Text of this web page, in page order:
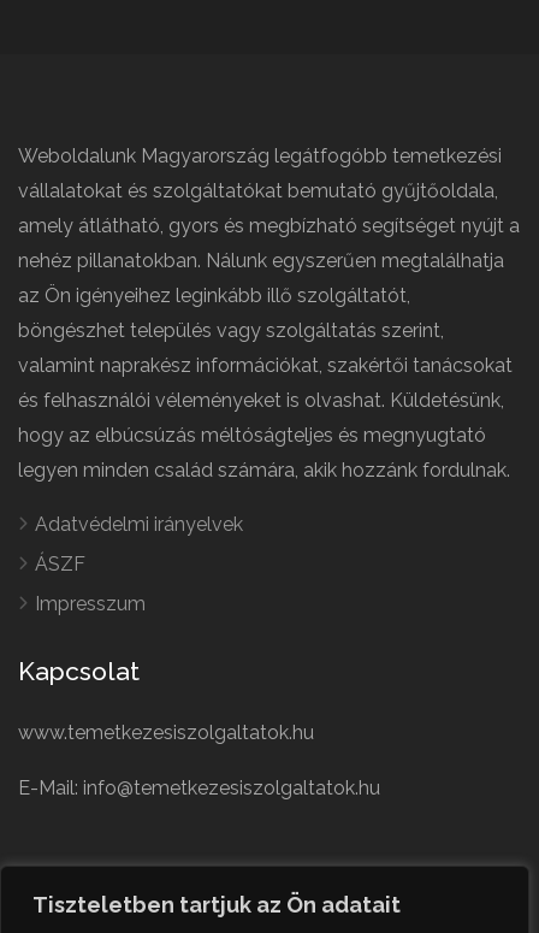
Tiszteletben tartjuk az Ön adatait
Weboldalunk Magyarország legátfogóbb temetkezési
vállalatokat és szolgáltatókat bemutató gyűjtőoldala,
amely átlátható, gyors és megbízható segítséget nyújt a
nehéz pillanatokban. Nálunk egyszerűen megtalálhatja
az Ön igényeihez leginkább illő szolgáltatót,
böngészhet település vagy szolgáltatás szerint,
valamint naprakész információkat, szakértői tanácsokat
és felhasználói véleményeket is olvashat. Küldetésünk,
hogy az elbúcsúzás méltóságteljes és megnyugtató
legyen minden család számára, akik hozzánk fordulnak.
Adatvédelmi irányelvek
ÁSZF
Impresszum
Kapcsolat
www.temetkezesiszolgaltatok.hu
E-Mail: info@temetkezesiszolgaltatok.hu
German